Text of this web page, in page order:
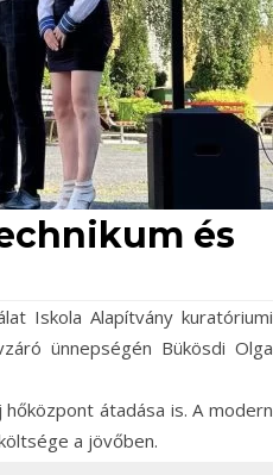
és
Iskola Alapítvány kuratóriumi
ünnepségén Bükösdi Olga
átadása is. A modern
a jövőben.